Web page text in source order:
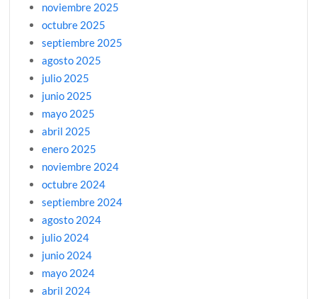
noviembre 2025
octubre 2025
septiembre 2025
agosto 2025
julio 2025
junio 2025
mayo 2025
abril 2025
enero 2025
noviembre 2024
octubre 2024
septiembre 2024
agosto 2024
julio 2024
junio 2024
mayo 2024
abril 2024